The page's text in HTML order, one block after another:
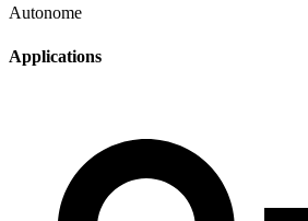
Autonome
Applications